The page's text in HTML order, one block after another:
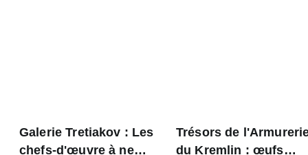
Galerie Tretiakov : Les
chefs-d'œuvre à ne
Trésors de
du Kremlin : œufs